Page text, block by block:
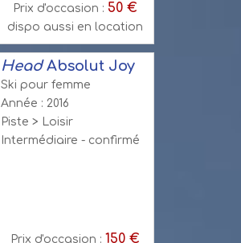
Prix d'occasion : 50 €
dispo aussi en location
HeadAbsolut Joy
Ski pour femme
Année : 2016
Piste > Loisir
Intermédiaire - confirmé
Prix d'occasion : 150 €